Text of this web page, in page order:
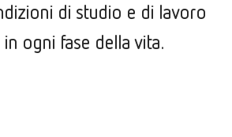
di studio e di lavoro
ogni fase della vita.